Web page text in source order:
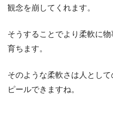
観念を崩してくれます。
そうすることでより柔軟に
育ちます。
そのような柔軟さは人とし
ピールできますね。